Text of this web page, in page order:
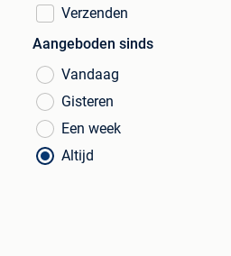
Verzenden
Aangeboden sinds
Vandaag
Gisteren
Een week
Altijd